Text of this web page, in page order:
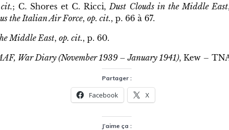
; C. Shores et C. Ricci,Dust Clouds in the Middle East
the Italian Air Force, op. cit., p. 66 à 67.
Middle East, op. cit., p. 60.
War Diary (November 1939 – January 1941), Kew –
Partager :
Facebook X
J’aime ça :